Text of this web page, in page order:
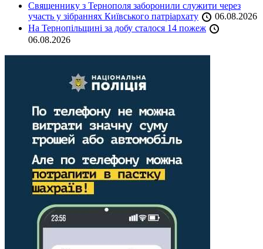
Священнику з Тернополя заборонили служити через
участь у зібраннях Київського патріархату
06.08.2026
На Тернопільщині за добу сталося 14 пожеж
06.08.2026